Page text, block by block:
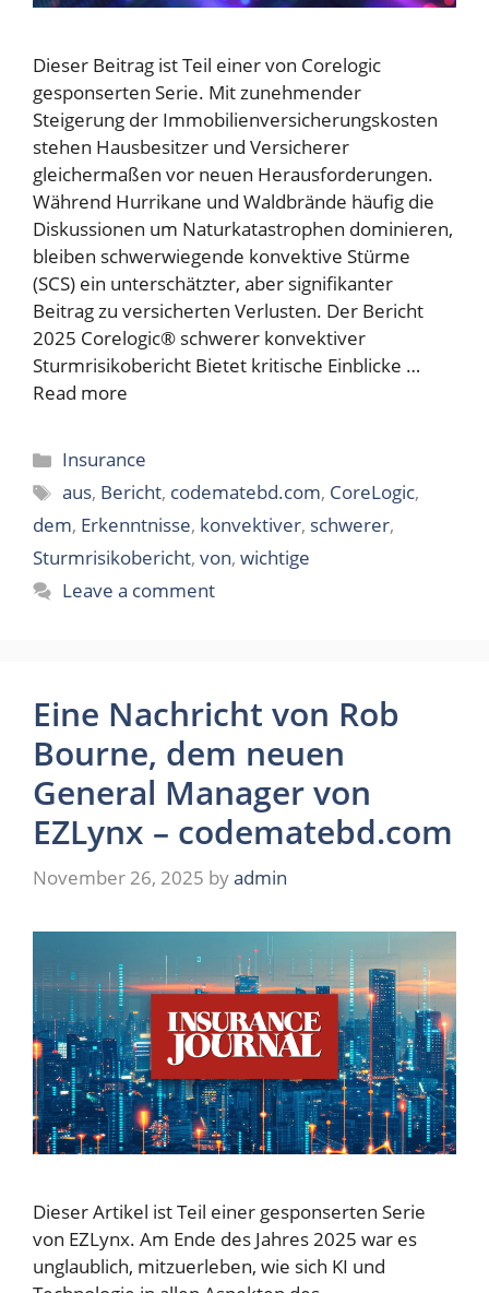
Dieser Beitrag ist Teil einer von Corelogic
gesponserten Serie. Mit zunehmender
Steigerung der Immobilienversicherungskosten
stehen Hausbesitzer und Versicherer
gleichermaßen vor neuen Herausforderungen.
Während Hurrikane und Waldbrände häufig die
Diskussionen um Naturkatastrophen dominieren,
bleiben schwerwiegende konvektive Stürme
(SCS) ein unterschätzter, aber signifikanter
Beitrag zu versicherten Verlusten. Der Bericht
2025 Corelogic® schwerer konvektiver
Sturmrisikobericht Bietet kritische Einblicke …
Read more
Categories
Insurance
Tags
aus, Bericht, codematebd.com, CoreLogic,
dem, Erkenntnisse, konvektiver, schwerer,
Sturmrisikobericht, von, wichtige
Leave a comment
Eine Nachricht von Rob
Bourne, dem neuen
General Manager von
EZLynx – codematebd.com
November 26, 2025 byadmin
Dieser Artikel ist Teil einer gesponserten Serie
von EZLynx. Am Ende des Jahres 2025 war es
unglaublich, mitzuerleben, wie sich KI und